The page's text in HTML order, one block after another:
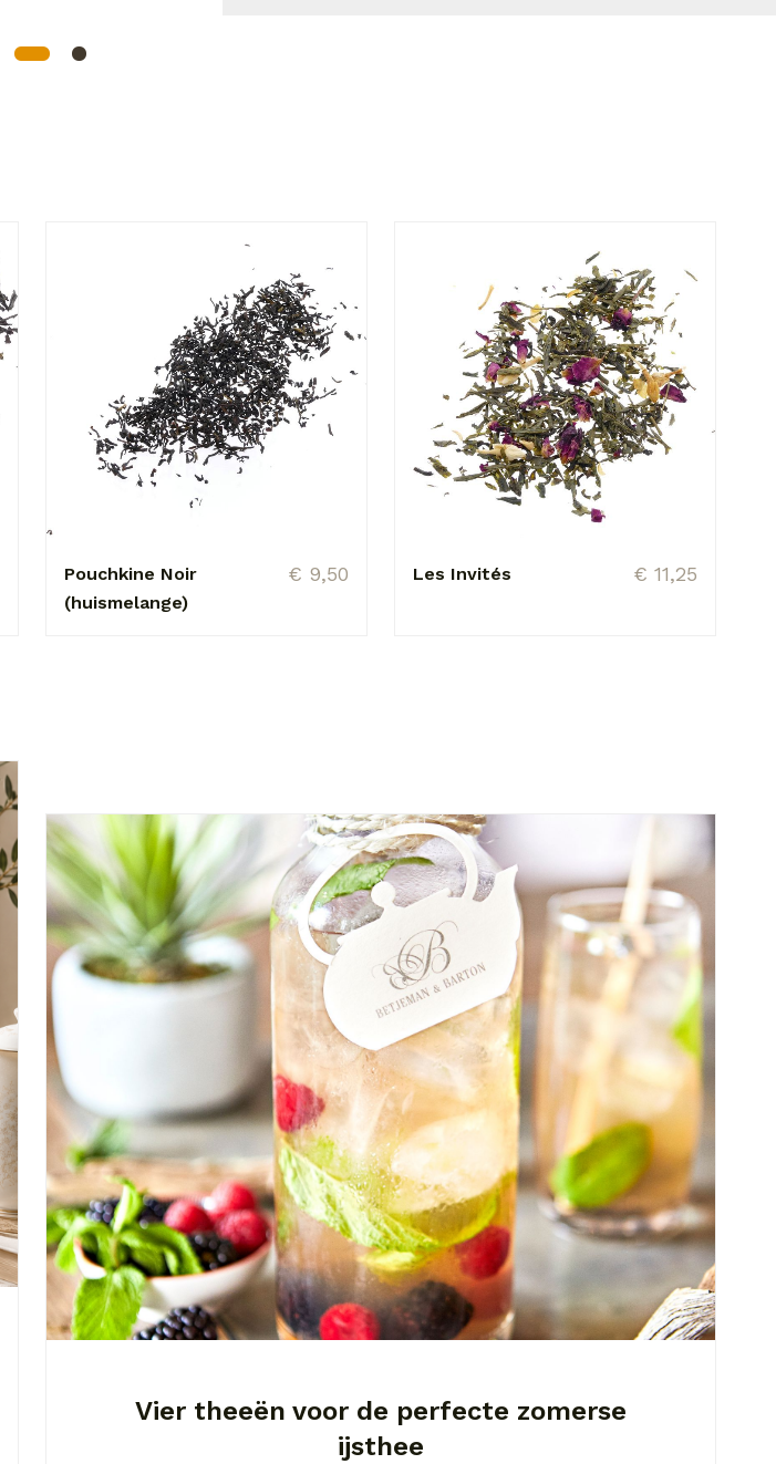
Pouchkine Noir
(huismelange)
€ 9,50 Les Invités € 11,25
Vier theeën voor de perfecte zomerse
ijsthee